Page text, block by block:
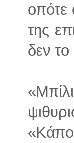
οπότε
της
δεν το